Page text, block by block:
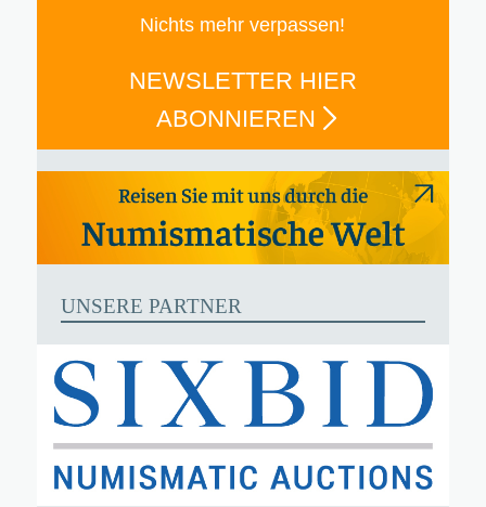
Nichts mehr verpassen!
NEWSLETTER HIER
ABONNIEREN
UNSERE PARTNER